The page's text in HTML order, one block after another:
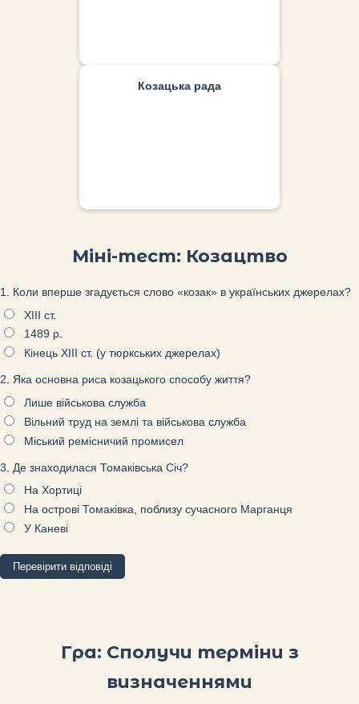
Козацька рада
Вищий орган Січі, де всі козаки
Міні-тест: Козацтво
1. Коли вперше згадується слово «козак» в українських джерелах?
XIII ст.
1489 р.
Кінець XIII ст. (у тюркських джерелах)
2. Яка основна риса козацького способу життя?
Лише військова служба
Вільний труд на землі та військова служба
Міський ремісничий промисел
3. Де знаходилася Томаківська Січ?
На Хортиці
На острові Томаківка, поблизу сучасного Марганця
У Каневі
Перевірити відповіді
Гра: Сполучи терміни з
визначеннями